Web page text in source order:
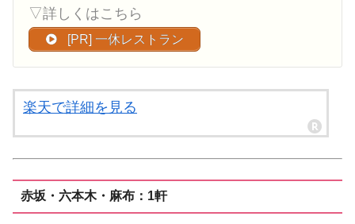
▽詳しくはこちら
[PR] 一休レストラン
楽天で詳細を見る
赤坂・六本木・麻布：1軒